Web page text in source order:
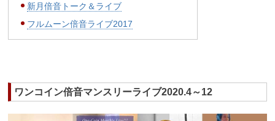
新月倍音トーク＆ライブ
フルムーン倍音ライブ2017
ワンコイン倍音マンスリーライブ2020.4～12